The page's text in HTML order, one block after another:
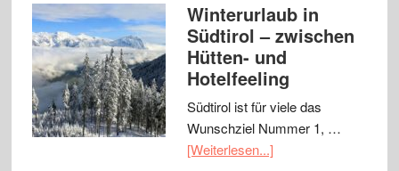
Winterurlaub in
Südtirol – zwischen
Hütten- und
Hotelfeeling
Südtirol ist für viele das
Wunschziel Nummer 1, …
[Weiterlesen...]